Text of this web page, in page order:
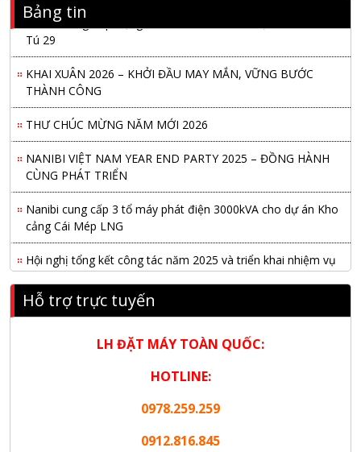
Bảng tin
Nanibi Cung Cấp Động Cơ Weichai Cho Tàu Vận Tải Minh
Tú 29
KHAI XUÂN 2026 – KHỞI ĐẦU MAY MẮN, VỮNG BƯỚC
THÀNH CÔNG
THƯ CHÚC MỪNG NĂM MỚI 2026
NANIBI VIỆT NAM YEAR END PARTY 2025 – ĐỒNG HÀNH
CÙNG PHÁT TRIỂN
Nanibi cung cấp 3 tổ máy phát điện 3000kVA cho dự án Kho
cảng Cái Mép LNG
Hội nghị tổng kết công tác năm 2025 và triển khai nhiệm vụ
năm 2026 do chi hội tàu du lịch Hạ Long
NANIBI khai trương văn phòng Ninh Bình & kỷ niệm 15 năm
Nanibi Cung Cấp Động Cơ Weichai Cho Tàu Vận Tải Minh
Hỗ trợ trực tuyến
LH ĐẶT MÁY TOÀN QUỐC:
HOTLINE:
0978.259.259
0912.816.845